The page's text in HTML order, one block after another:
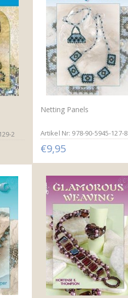
2
Netting Panels
Artikel Nr: 978-90-5945-127-8
€9,95